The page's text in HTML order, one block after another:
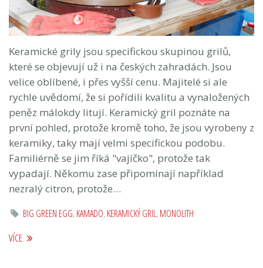
Keramické grily jsou specifickou skupinou grilů,
které se objevují už i na českých zahradách. Jsou
velice oblíbené, i přes vyšší cenu. Majitelé si ale
rychle uvědomí, že si pořídili kvalitu a vynaložených
peněz málokdy litují. Keramický gril poznáte na
první pohled, protože kromě toho, že jsou vyrobeny z
keramiky, taky mají velmi specifickou podobu.
Familiérně se jim říká "vajíčko", protože tak
vypadají. Někomu zase připomínají například
nezralý citron, protože…
BIG GREEN EGG,KAMADO,KERAMICKÝ GRIL,MONOLITH
VÍCE